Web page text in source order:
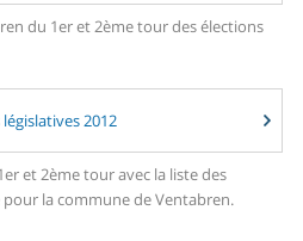
du 1er et 2ème tour des élections
2012
et 2ème tour avec la liste des
la commune de Ventabren.